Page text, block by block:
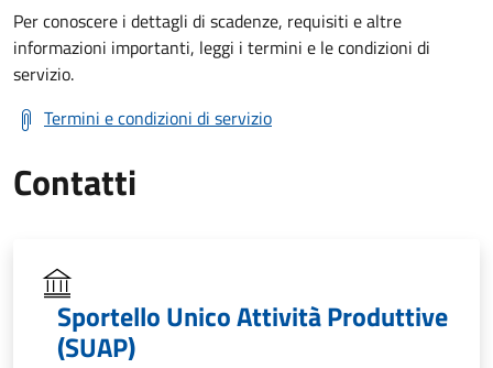
Per conoscere i dettagli di scadenze, requisiti e altre
informazioni importanti, leggi i termini e le condizioni di
servizio.
Termini e condizioni di servizio
Contatti
Sportello Unico Attività Produttive
(SUAP)